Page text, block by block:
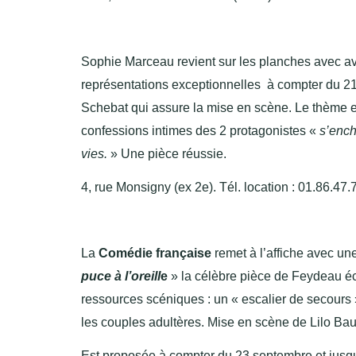
Sophie Marceau revient sur les planches avec
représentations exceptionnelles à compter du
Schebat qui assure la mise en scène. Le thème
confessions intimes des 2 protagonistes «
vies. » Une pièce réussie.
4, rue Monsigny (ex 2e). Tél. location :
La Comédie française remet à l’affiche avec
puce à l’oreille » la célèbre pièce de Feydeau
ressources scéniques : un « escalier de
les couples adultères. Mise en scène de Lilo